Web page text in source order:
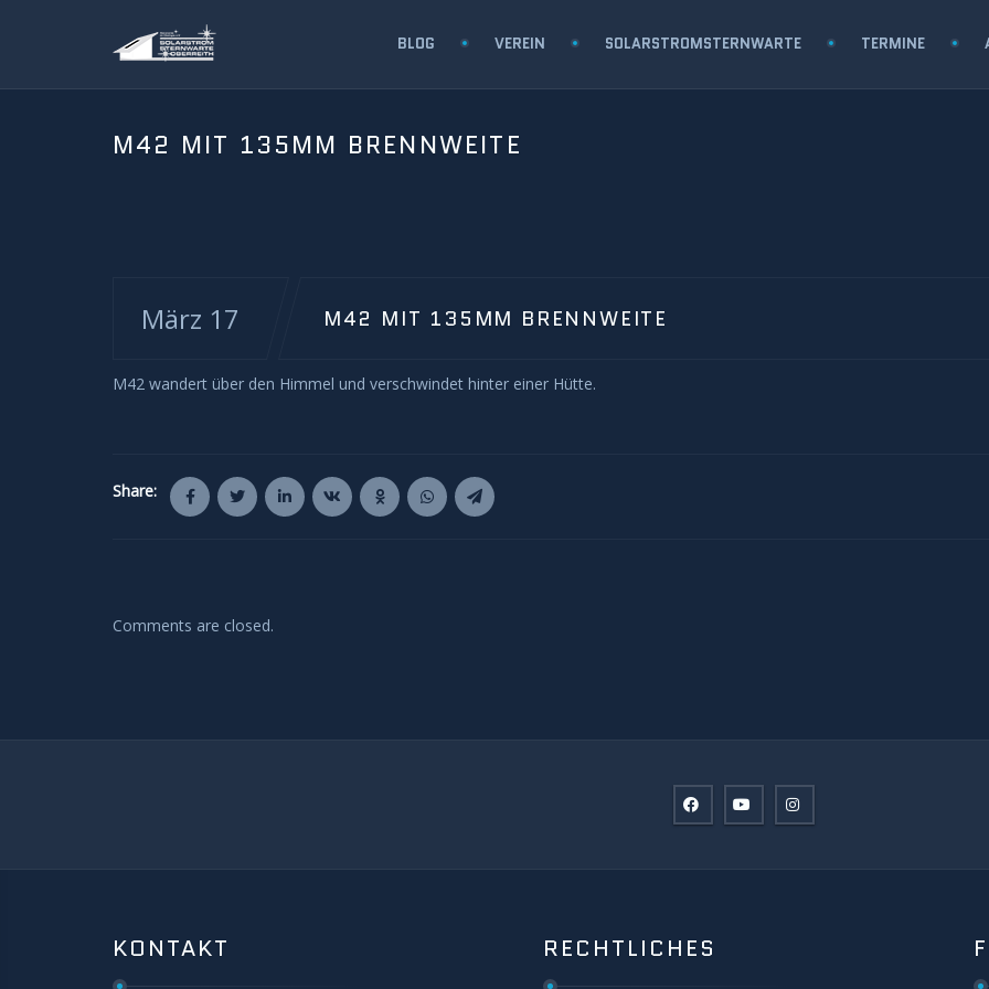
BLOG VEREIN SOLARSTROMSTERNWARTE TERMINE
M42 MIT 135MM BRENNWEITE
März 17 M42 MIT 135MM BRENNWEITE
M42 wandert über den Himmel und verschwindet hinter einer Hütte.
Share:
Comments are closed.
KONTAKT RECHTLICHES